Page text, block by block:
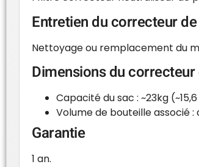
Entretien du correcteur
Nettoyage ou remplacement du
Dimensions du correcteur
Capacité du sac : ~23kg (~15,6
Volume de bouteille associé
Garantie
1 an.